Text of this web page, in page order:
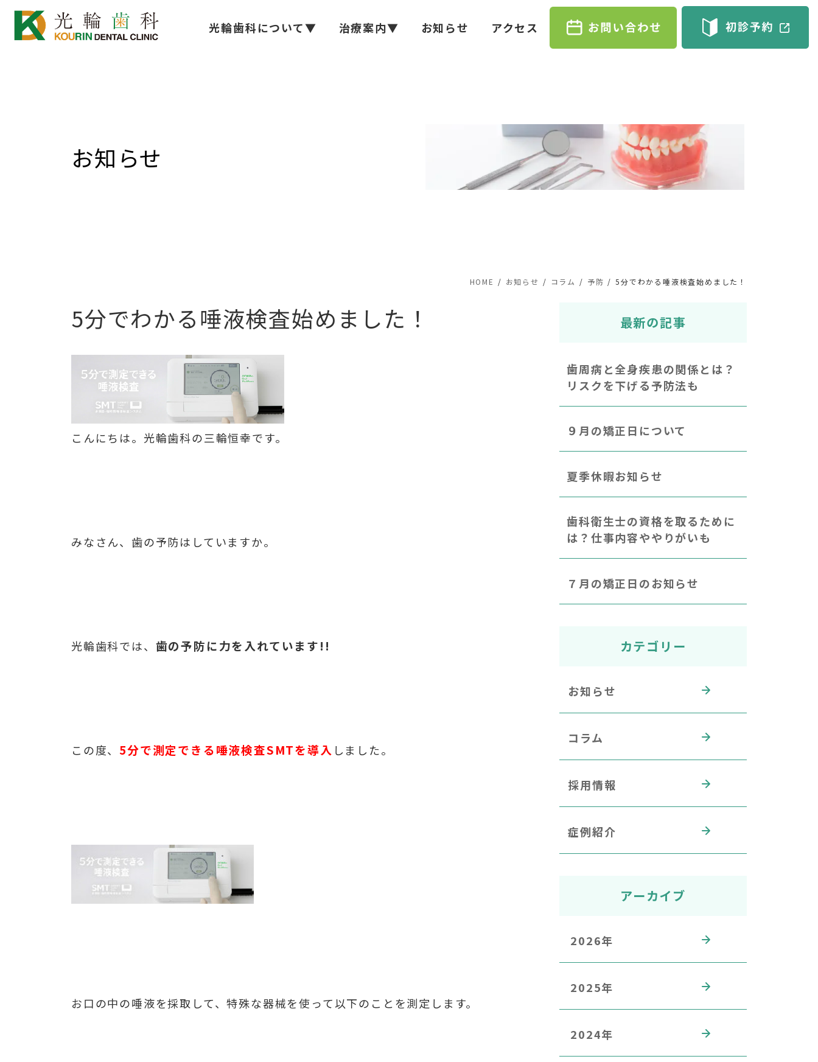
光輪歯科について▼ 治療案内▼ お知らせ アクセス
お知らせ
HOME お知らせ コラム 予防 5分でわかる唾液検査始めました！
5分でわかる唾液検査始めました！
こんにちは。光輪歯科の三輪恒幸です。
みなさん、歯の予防はしていますか。
光輪歯科では、 歯の予防に力を入れています!!
この度、 5分で測定できる唾液検査SMTを導入 しました。
お口の中の唾液を採取して、特殊な器械を使って以下のことを測定します。
最新の記事
歯周病と全身疾患の関係とは？
リスクを下げる予防法も
９月の矯正日について
夏季休暇お知らせ
歯科衛生士の資格を取るために
は？仕事内容ややりがいも
７月の矯正日のお知らせ
カテゴリー
お知らせ
コラム
採用情報
症例紹介
アーカイブ
2026年
2025年
2024年